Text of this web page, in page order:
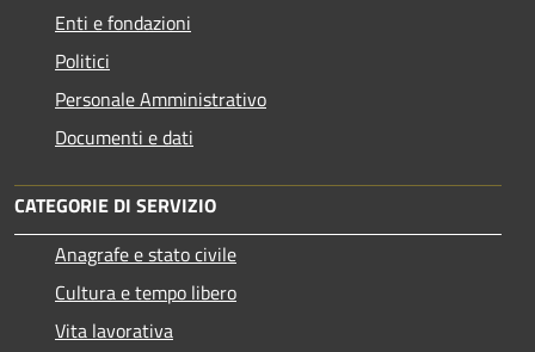
Enti e fondazioni
Politici
Personale Amministrativo
Documenti e dati
CATEGORIE DI SERVIZIO
Anagrafe e stato civile
Cultura e tempo libero
Vita lavorativa